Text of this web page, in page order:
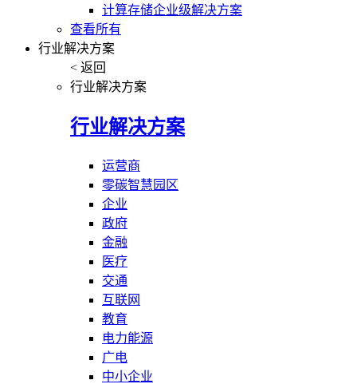
计算存储企业级解决方案
查看所有
行业解决方案
< 返回
行业解决方案
行业解决方案
运营商
零碳智慧园区
企业
政府
金融
医疗
交通
互联网
教育
电力能源
广电
中小企业